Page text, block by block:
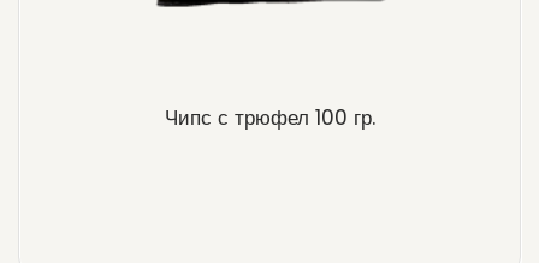
Чипс с трюфел 100 гр.